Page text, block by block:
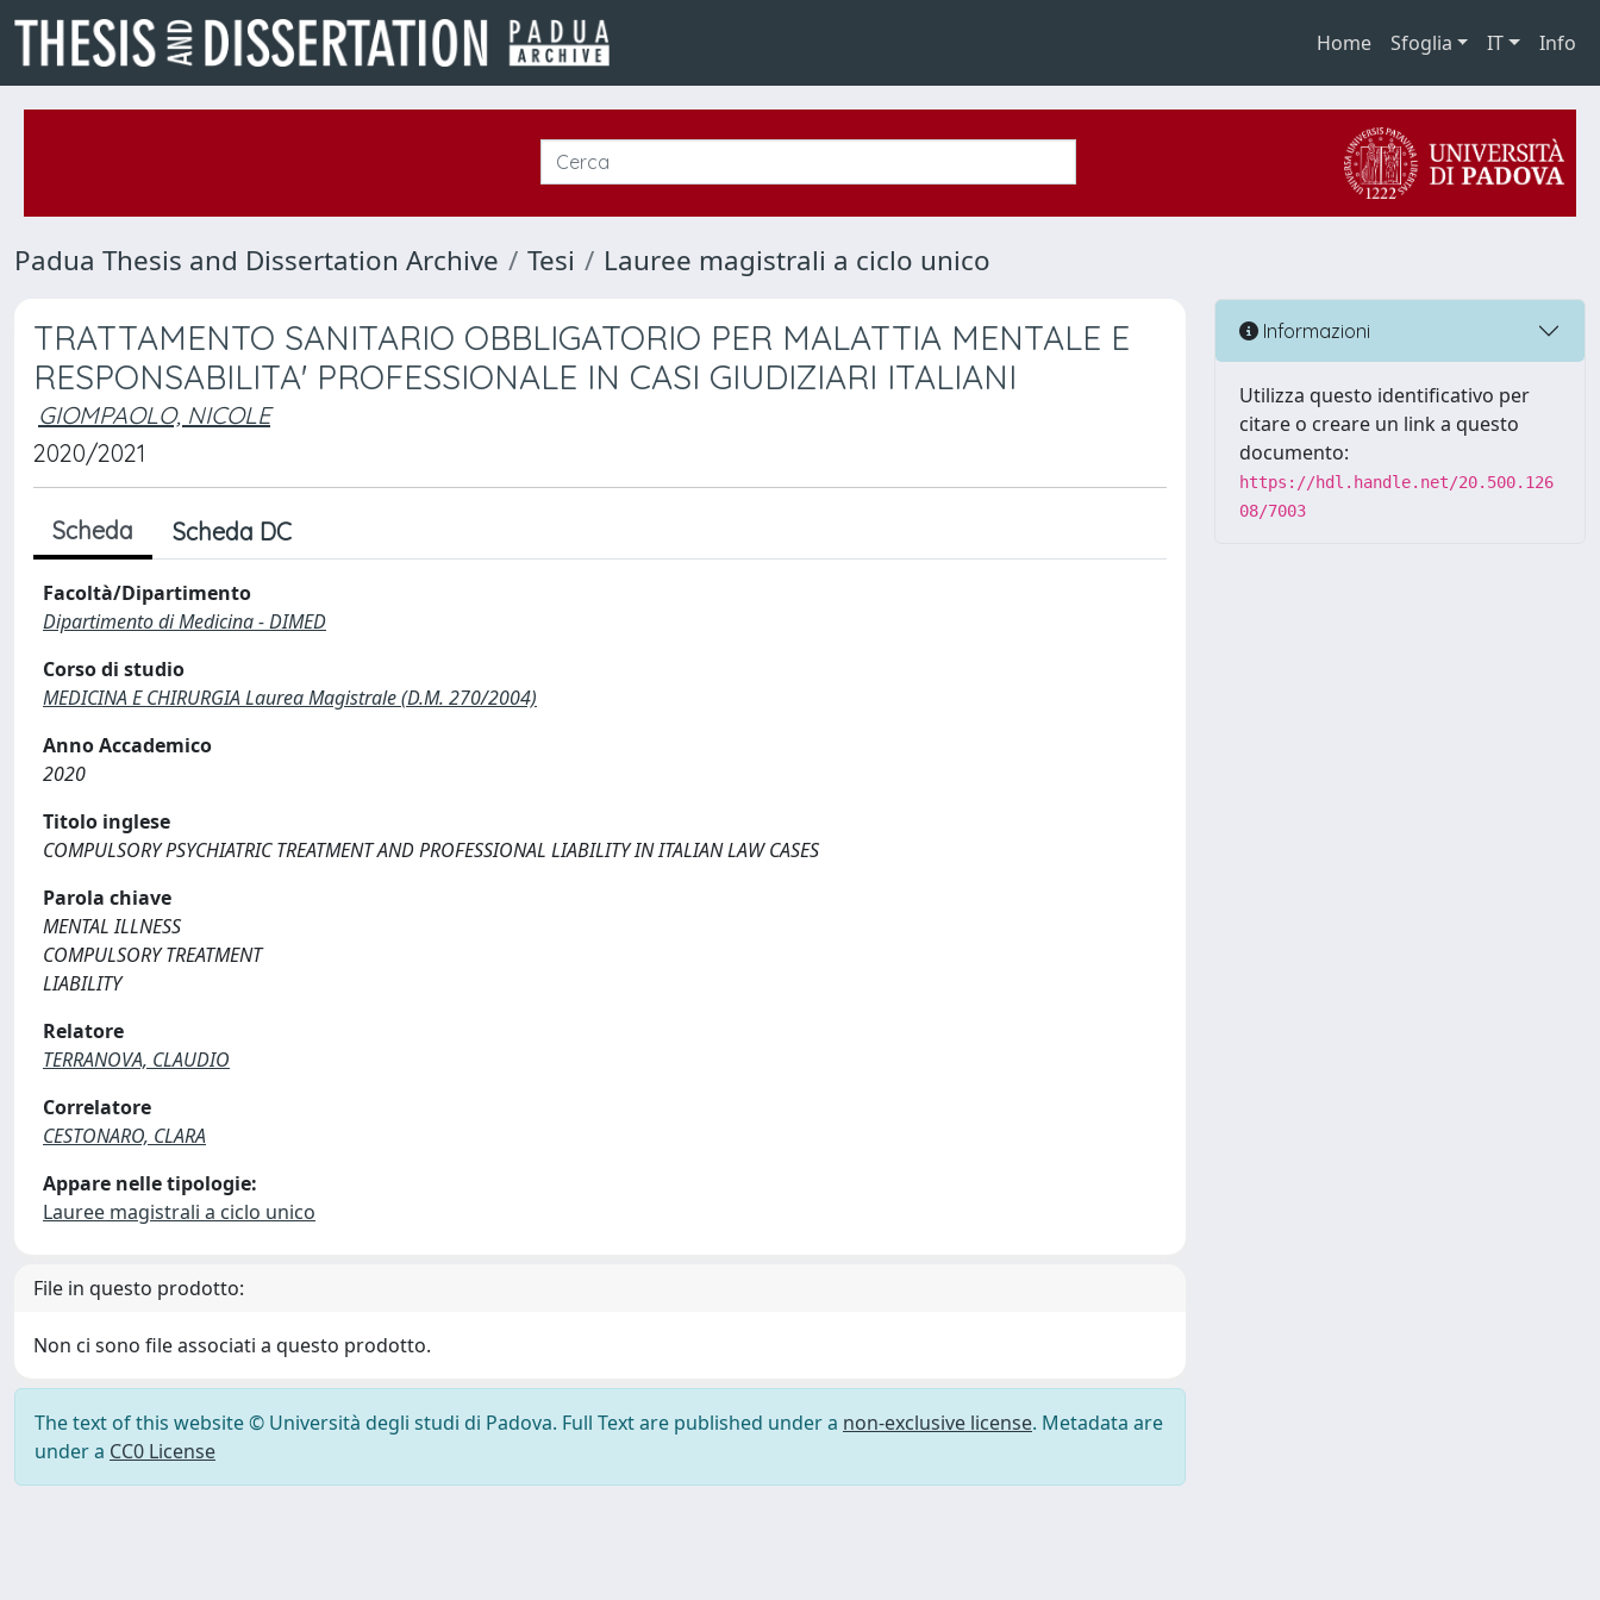
Home Sfoglia IT Info
Padua Thesis and Dissertation Archive Tesi Lauree magistrali a ciclo unico
TRATTAMENTO SANITARIO OBBLIGATORIO PER MALATTIA MENTALE E
RESPONSABILITA' PROFESSIONALE IN CASI GIUDIZIARI ITALIANI
GIOMPAOLO, NICOLE
2020/2021
Scheda Scheda DC
Facoltà/Dipartimento
Dipartimento di Medicina - DIMED
Corso di studio
MEDICINA E CHIRURGIA Laurea Magistrale (D.M. 270/2004)
Anno Accademico
2020
Titolo inglese
COMPULSORY PSYCHIATRIC TREATMENT AND PROFESSIONAL LIABILITY IN ITALIAN LAW CASES
Parola chiave
MENTAL ILLNESS
COMPULSORY TREATMENT
LIABILITY
Relatore
TERRANOVA, CLAUDIO
Correlatore
CESTONARO, CLARA
Appare nelle tipologie:
Lauree magistrali a ciclo unico
File in questo prodotto:
Non ci sono file associati a questo prodotto.
The text of this website © Università degli studi di Padova. Full Text are published under a non-exclusive license. Metadata are
under a CC0 License
Informazioni
Utilizza questo identificativo per
citare o creare un link a questo
documento:
https://hdl.handle.net/20.500.126
08/7003